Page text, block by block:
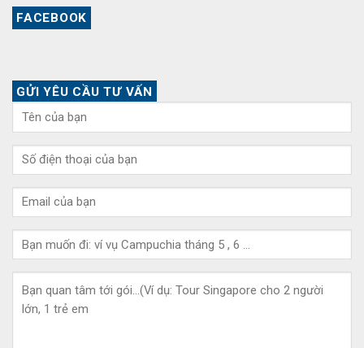
FACEBOOK
GỬI YÊU CẦU TƯ VẤN